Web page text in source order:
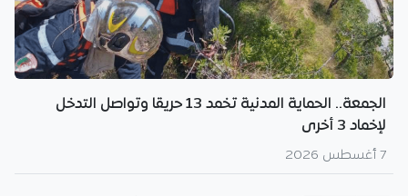
الجمعة.. الحماية المدنية تخمد 13 حريقا وتواصل التدخل
لإخماد 3 أخرى
7 أغسطس 2026